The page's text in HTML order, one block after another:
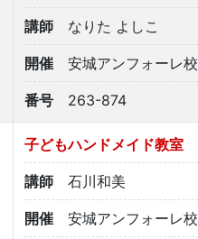
講師 なりた よしこ
開催 安城アンフォーレ校
番号 263-874
子どもハンドメイド教室
講師 石川和美
開催 安城アンフォーレ校